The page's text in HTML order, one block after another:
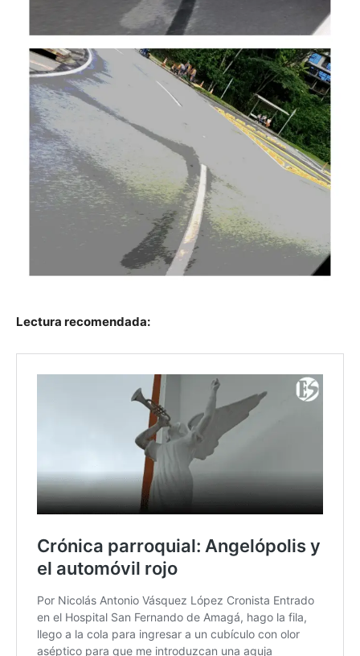
Lectura recomendada: